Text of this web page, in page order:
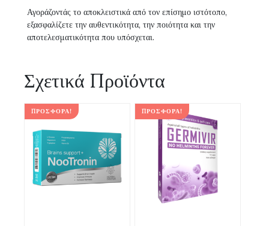
Αγοράζοντάς το αποκλειστικά από τον επίσημο ιστότοπο,
εξασφαλίζετε την αυθεντικότητα, την ποιότητα και την
αποτελεσματικότητα που υπόσχεται.
Σχετικά Προϊόντα
ΠΡΟΣΦΟΡΆ! ΠΡΟΣΦΟΡΆ!